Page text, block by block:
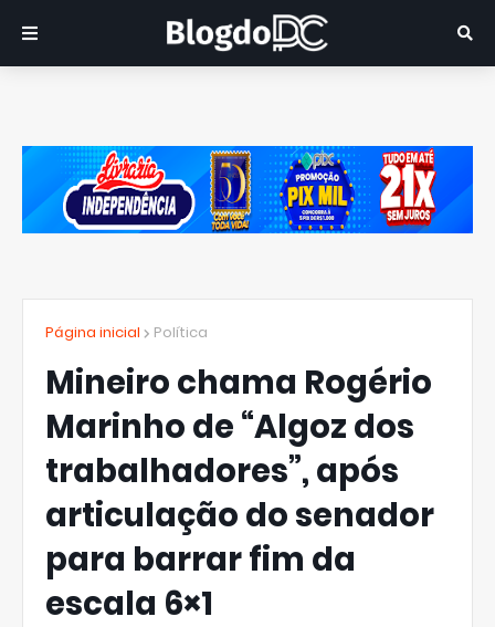
Página inicial Política
Mineiro chama Rogério
Marinho de “Algoz dos
trabalhadores”, após
articulação do senador
para barrar fim da
escala 6×1